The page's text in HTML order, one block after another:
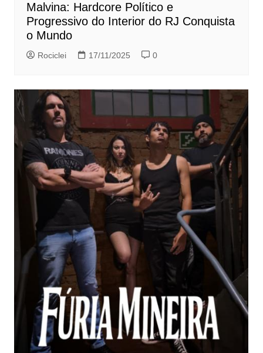
Malvina: Hardcore Político e
Progressivo do Interior do RJ Conquista
o Mundo
Rociclei 17/11/2025 0